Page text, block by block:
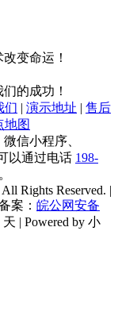
变命运！
的成功！
们 | 演示地址 | 售后
地图
信小程序、
以通过电话 198-
。
Rights Reserved. |
案： 皖公网安备
天 | Powered by 小